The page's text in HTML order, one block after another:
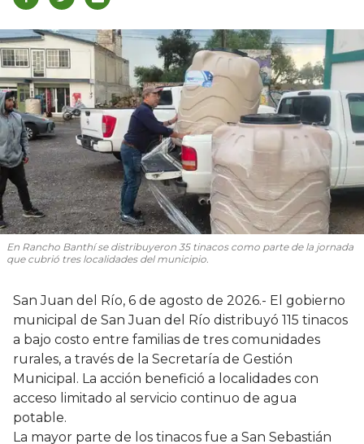
En Rancho Banthí se distribuyeron 35 tinacos como parte de la jornada
que cubrió tres localidades del municipio.
San Juan del Río, 6 de agosto de 2026.- El gobierno
municipal de San Juan del Río distribuyó 115 tinacos
a bajo costo entre familias de tres comunidades
rurales, a través de la Secretaría de Gestión
Municipal. La acción benefició a localidades con
acceso limitado al servicio continuo de agua
potable.
La mayor parte de los tinacos fue a San Sebastián